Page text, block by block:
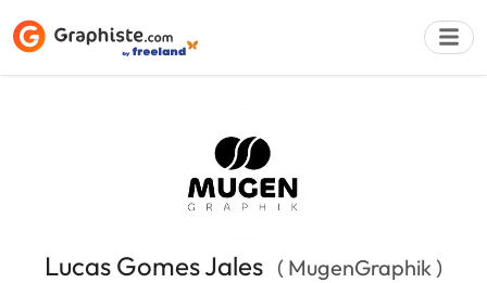
Lucas Gomes Jales ( MugenGraphik )